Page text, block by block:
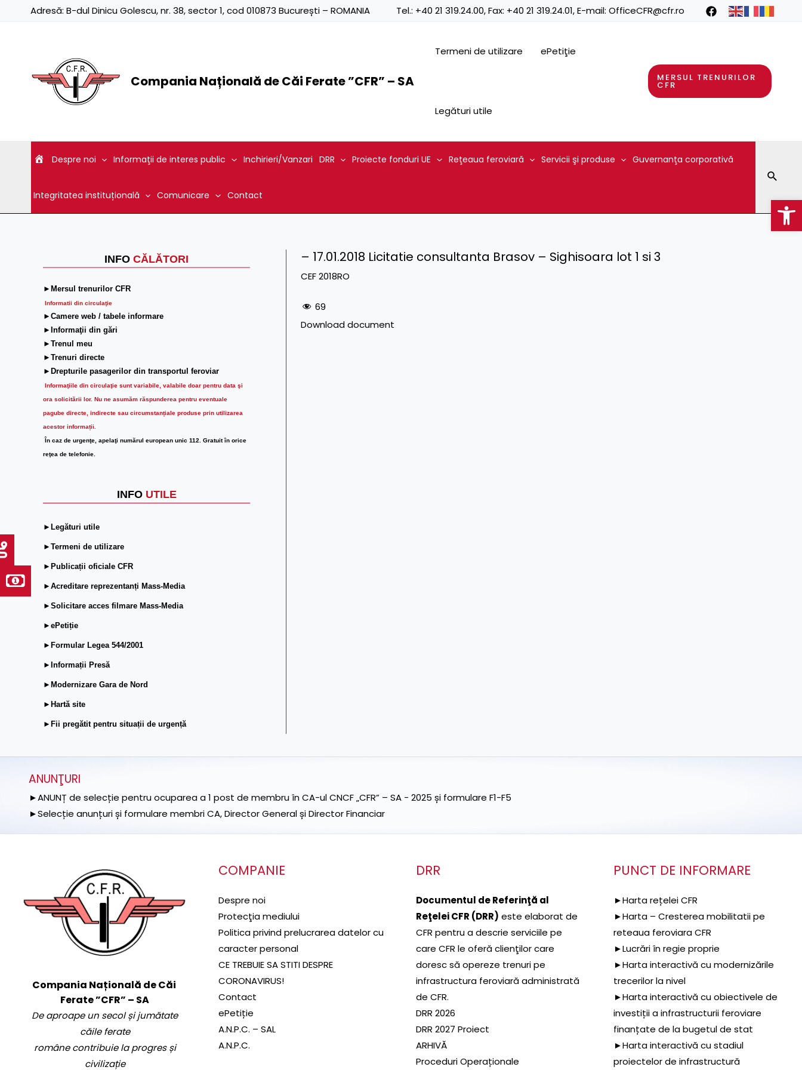
Adresă: B-dul Dinicu Golescu, nr. 38, sector 1, cod 010873 București – ROMANIA Tel.: +40 21 319.24.00, Fax: +40 21 319.24.01, E-mail: OfficeCFR@cfr.ro
Compania Națională de Căi Ferate ”CFR” – SA
Termeni de utilizare ePetiţie
Legături utile
MERSUL TRENURILOR
CFR
Despre noi Informaţii de interes public Inchirieri/Vanzari DRR Proiecte fonduri UE Reţeaua feroviară Servicii şi produse Guvernanţa corporativă
Integritatea instituțională Comunicare Contact
INFO CĂLĂTORI
►Mersul trenurilor CFR
Informatii din circulaţie
►Camere web / tabele informare
►Informaţii din gări
►Trenul meu
►Trenuri directe
►Drepturile pasagerilor din transportul feroviar
Informaţiile din circulaţie sunt variabile, valabile doar pentru data şi
ora solicitării lor. Nu ne asumăm răspunderea pentru eventuale
pagube directe, indirecte sau circumstanțiale produse prin utilizarea
acestor informații.
În caz de urgenţe, apelaţi numărul european unic 112. Gratuit în orice
reţea de telefonie.
INFO UTILE
►Legături utile
►Termeni de utilizare
►Publicații oficiale CFR
►Acreditare reprezentanți Mass-Media
►Solicitare acces filmare Mass-Media
►ePetiție
►Formular Legea 544/2001
►Informații Presă
►Modernizare Gara de Nord
►Hartă site
►Fii pregătit pentru situații de urgență
– 17.01.2018 Licitatie consultanta Brasov – Sighisoara lot 1 si 3
CEF 2018RO
69
Download document
ANUNŢURI
►ANUNȚ de selecție pentru ocuparea a 1 post de membru în CA-ul CNCF „CFR” – SA - 2025 și formulare F1-F5
►Selecție anunțuri și formulare membri CA, Director General și Director Financiar
Compania Națională de Căi
Ferate ”CFR” – SA
De aproape un secol și jumătate
căile ferate
române contribuie la progres și
civilizație
COMPANIE
Despre noi
Protecţia mediului
Politica privind prelucrarea datelor cu
caracter personal
CE TREBUIE SA STITI DESPRE
CORONAVIRUS!
Contact
ePetiție
A.N.P.C. – SAL
A.N.P.C.
DRR
Documentul de Referinţă al
Reţelei CFR (DRR) este elaborat de
CFR pentru a descrie serviciile pe
care CFR le oferă clienţilor care
doresc să opereze trenuri pe
infrastructura feroviară administrată
de CFR.
DRR 2026
DRR 2027 Proiect
ARHIVĂ
Proceduri Operaționale
PUNCT DE INFORMARE
►Harta rețelei CFR
►Harta – Cresterea mobilitatii pe
reteaua feroviara CFR
►Lucrări în regie proprie
►Harta interactivă cu modernizările
trecerilor la nivel
►Harta interactivă cu obiectivele de
investiții a infrastructurii feroviare
finanțate de la bugetul de stat
►Harta interactivă cu stadiul
proiectelor de infrastructură